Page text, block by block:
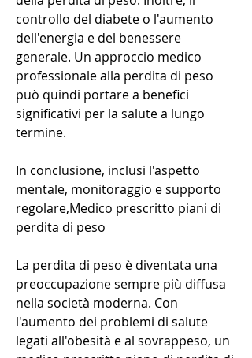
controllo del diabete o l'aumento
dell'energia e del benessere
generale. Un approccio medico
professionale alla perdita di peso
può quindi portare a benefici
significativi per la salute a lungo
termine.
In conclusione, inclusi l'aspetto
mentale, monitoraggio e supporto
regolare,Medico prescritto piani di
perdita di peso
La perdita di peso è diventata una
preoccupazione sempre più diffusa
nella società moderna. Con
l'aumento dei problemi di salute
legati all'obesità e al sovrappeso, un